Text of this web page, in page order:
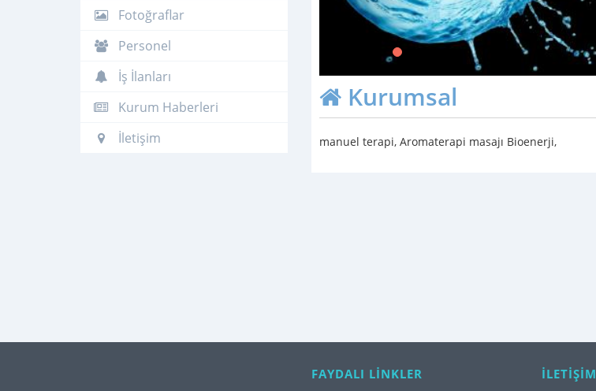
Fotoğraflar
Personel
İş İlanları
Kurum Haberleri
İletişim
Kurumsal
manuel terapi, Aromaterapi masajı Bioenerji,
FAYDALI LİNKLER İLETİŞİM